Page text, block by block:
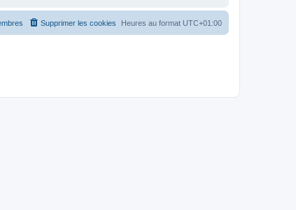
Heures au format UTC+01:00
Supprimer les cookies